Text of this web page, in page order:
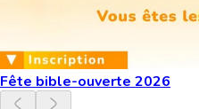
Fête bible-ouverte 2026